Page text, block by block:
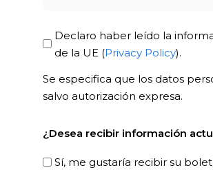
Privacy
Policy
Declaro haber leído la
de la UE (Privacy Policy).
Se especifica que los datos
salvo autorización expresa.
¿Desea recibir información
Sí, me gustaría recibir su